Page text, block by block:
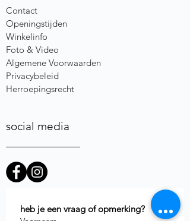
Contact
Openingstijden
Winkelinfo
Foto & Video
Algemene Voorwaarden
Privacybeleid
Herroepingsrecht
social media
heb je een vraag of opmerking?